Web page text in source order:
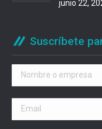
junio 22,
Suscríbete